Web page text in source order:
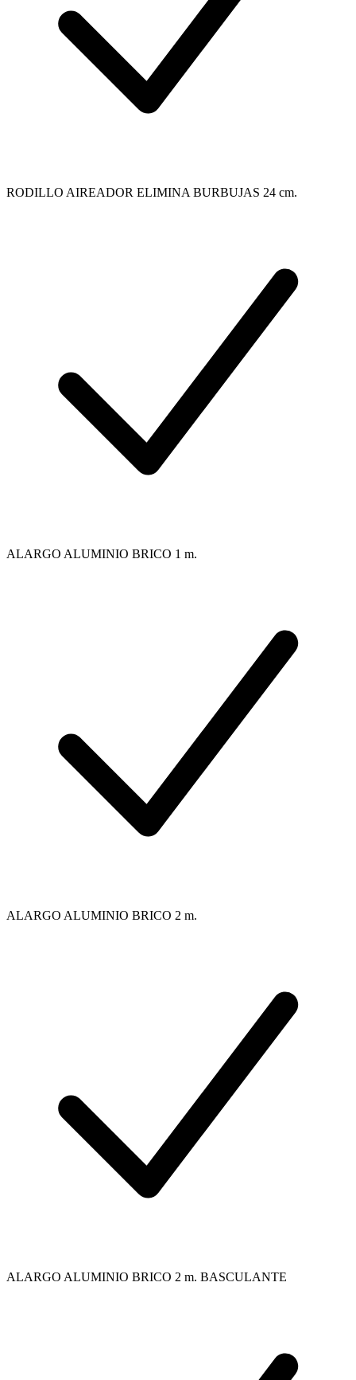
RODILLO AIREADOR ELIMINA BURBUJAS 24 cm.
ALARGO ALUMINIO BRICO 1 m.
ALARGO ALUMINIO BRICO 2 m.
ALARGO ALUMINIO BRICO 2 m. BASCULANTE